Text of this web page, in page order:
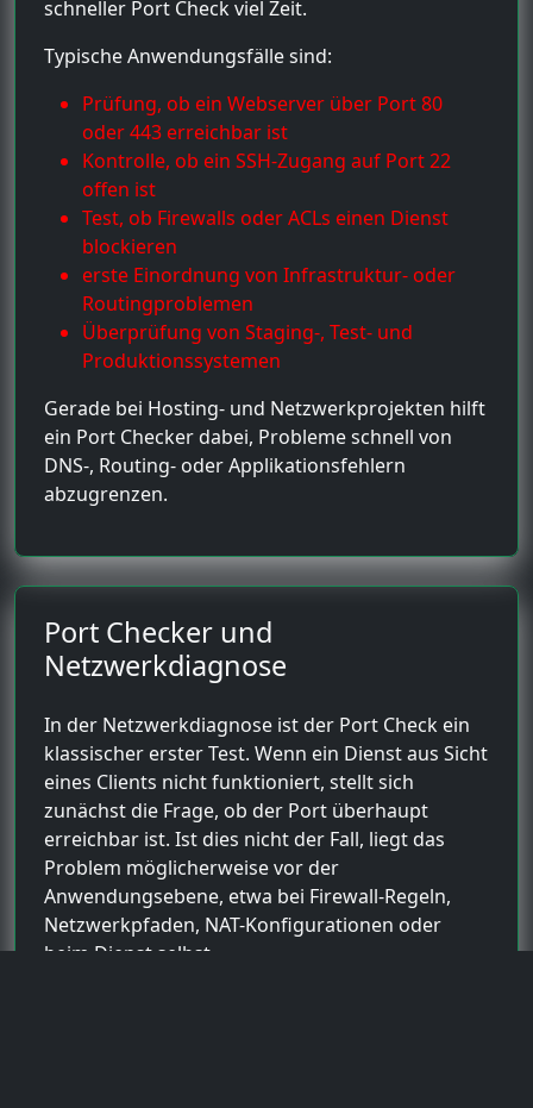
schneller Port Check viel Zeit.
Typische Anwendungsfälle sind:
Prüfung, ob ein Webserver über Port 80
oder 443 erreichbar ist
Kontrolle, ob ein SSH-Zugang auf Port 22
offen ist
Test, ob Firewalls oder ACLs einen Dienst
blockieren
erste Einordnung von Infrastruktur- oder
Routingproblemen
Überprüfung von Staging-, Test- und
Produktionssystemen
Gerade bei Hosting- und Netzwerkprojekten hilft
ein Port Checker dabei, Probleme schnell von
DNS-, Routing- oder Applikationsfehlern
abzugrenzen.
Port Checker und
Netzwerkdiagnose
In der Netzwerkdiagnose ist der Port Check ein
klassischer erster Test. Wenn ein Dienst aus Sicht
eines Clients nicht funktioniert, stellt sich
zunächst die Frage, ob der Port überhaupt
erreichbar ist. Ist dies nicht der Fall, liegt das
Problem möglicherweise vor der
Anwendungsebene, etwa bei Firewall-Regeln,
Netzwerkpfaden, NAT-Konfigurationen oder
beim Dienst selbst.